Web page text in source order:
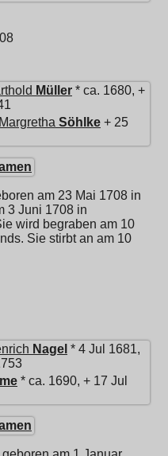
Müller * ca. 1680, +
Söhlke + 25
am 23 Mai 1708 in
3 Juni 1708 in
wird begraben am 10
Sie stirbt an am 10
Nagel * 4 Jul 1681,
* ca. 1690, + 17 Jul